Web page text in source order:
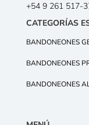
+54 9 261 517-
CATEGORÍAS
BANDONEONES
BANDONEONES
BANDONEONES